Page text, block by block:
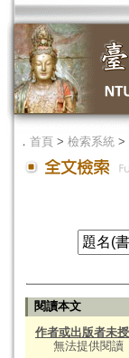
． 首頁 > 檢索系統 >
閱讀本文
作者或出版者未
無法提供閱讀